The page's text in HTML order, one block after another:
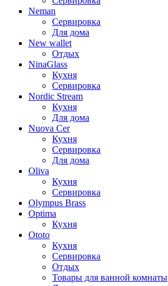
Neman
Сервировка
Для дома
New wallet
Отдых
NinaGlass
Кухня
Сервировка
Nordic Stream
Кухня
Для дома
Nuova Cer
Кухня
Сервировка
Для дома
Oliva
Кухня
Сервировка
Olympus Brass
Optima
Кухня
Ototo
Кухня
Сервировка
Отдых
Товары для ванной комнаты